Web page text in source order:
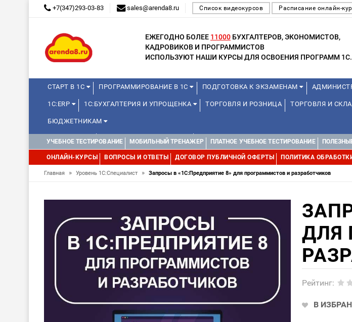
+7(347)293-03-83 sales@arenda8.ru Список видеокурсов Расписание онлайн-
ЕЖЕГОДНО БОЛЕЕ 11000 БУХГАЛТЕРОВ, ЭКОНОМИСТОВ,
КАДРОВИКОВ И ПРОГРАММИСТОВ
ИСПОЛЬЗУЮТ НАШИ КУРСЫ ДЛЯ ОСВОЕНИЯ ПРОГРАММ 1С.
СТАРТ В 1С ПРОГРАММИРОВАНИЕ В 1С ПОДГОТОВКА К ЭКЗАМЕНАМ
1С:ERP 1С:БУХГАЛТЕРИЯ И УПРОЩЕНКА ТОРГОВЛЯ И РОЗНИЦА ТОРГОВЛЯ И
БЮДЖЕТНИКАМ
МИНИ-КУРСЫ КУРСЫ ДЛЯ ШКОЛЬНИКОВ КУРСЫ ДЛЯ ПРЕПОДАВАТЕЛЕЙ ШКОЛЬНЫХ
УПРАВЛЕНИЕ ПРОЕКТАМИ УПРАВЛЕНЦАМ ДРУГИЕ 1С:МЕДИЦИНА WEB, JAVA И
УЧЕБНОЕ ТЕСТИРОВАНИЕ МОБИЛЬНЫЙ ТРЕНАЖЕР ПЛАТНОЕ УЧЕБНОЕ ТЕСТИРОВАНИЕ
ОНЛАЙН-КУРСЫ ВОПРОСЫ И ОТВЕТЫ ДОГОВОР ПУБЛИЧНОЙ ОФЕРТЫ ПОЛИТИКА
Главная » Уровень 1С:Специалист » Запросы в «1С:Предприятие 8» для программистов и разработчиков
ДЛЯ
Рейтинг:
В